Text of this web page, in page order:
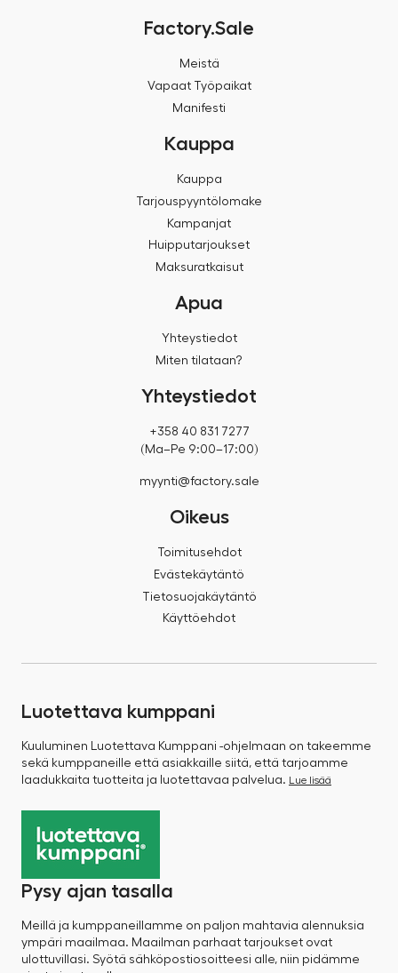
Factory.Sale
Meistä
Vapaat Työpaikat
Manifesti
Kauppa
Kauppa
Tarjouspyyntölomake
Kampanjat
Huipputarjoukset
Maksuratkaisut
Apua
Yhteystiedot
Miten tilataan?
Yhteystiedot
+358 40 831 7277
(Ma–Pe 9:00–17:00)
myynti@factory.sale
Oikeus
Toimitusehdot
Evästekäytäntö
Tietosuojakäytäntö
Käyttöehdot
Luotettava kumppani
Kuuluminen Luotettava Kumppani -ohjelmaan on takeemme
sekä kumppaneille että asiakkaille siitä, että tarjoamme
laadukkaita tuotteita ja luotettavaa palvelua.
Lue lisää
Pysy ajan tasalla
Meillä ja kumppaneillamme on paljon mahtavia alennuksia
ympäri maailmaa. Maailman parhaat tarjoukset ovat
ulottuvillasi. Syötä sähköpostiosoitteesi alle, niin pidämme